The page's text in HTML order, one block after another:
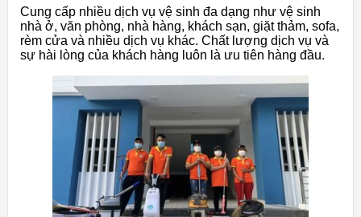
Cung cấp nhiều dịch vụ vệ sinh đa dạng như vệ sinh
nhà ở, văn phòng, nhà hàng, khách sạn, giặt thảm, sofa,
rèm cửa và nhiều dịch vụ khác. Chất lượng dịch vụ và
sự hài lòng của khách hàng luôn là ưu tiên hàng đầu.